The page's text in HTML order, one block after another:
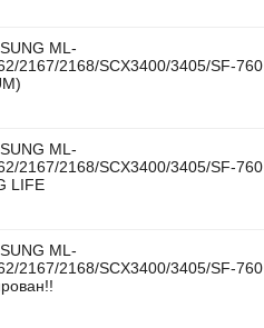
ML-
2167/2168/SCX3400/3405/SF-760
ML-
2167/2168/SCX3400/3405/SF-760
LIFE
ML-
2167/2168/SCX3400/3405/SF-760